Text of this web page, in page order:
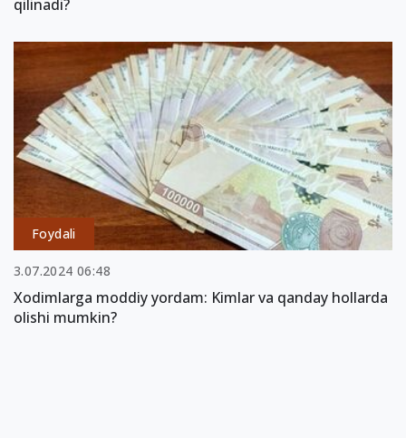
qilinadi?
Foydali
3.07.2024 06:48
Xodimlarga moddiy yordam: Kimlar va qanday hollarda
olishi mumkin?